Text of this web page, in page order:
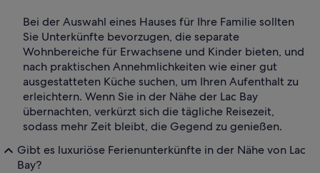
Bei der Auswahl eines Hauses für Ihre Familie sollten
Sie Unterkünfte bevorzugen, die separate
Wohnbereiche für Erwachsene und Kinder bieten, und
nach praktischen Annehmlichkeiten wie einer gut
ausgestatteten Küche suchen, um Ihren Aufenthalt zu
erleichtern. Wenn Sie in der Nähe der Lac Bay
übernachten, verkürzt sich die tägliche Reisezeit,
sodass mehr Zeit bleibt, die Gegend zu genießen.
Gibt es luxuriöse Ferienunterkünfte in der Nähe von Lac
Bay?